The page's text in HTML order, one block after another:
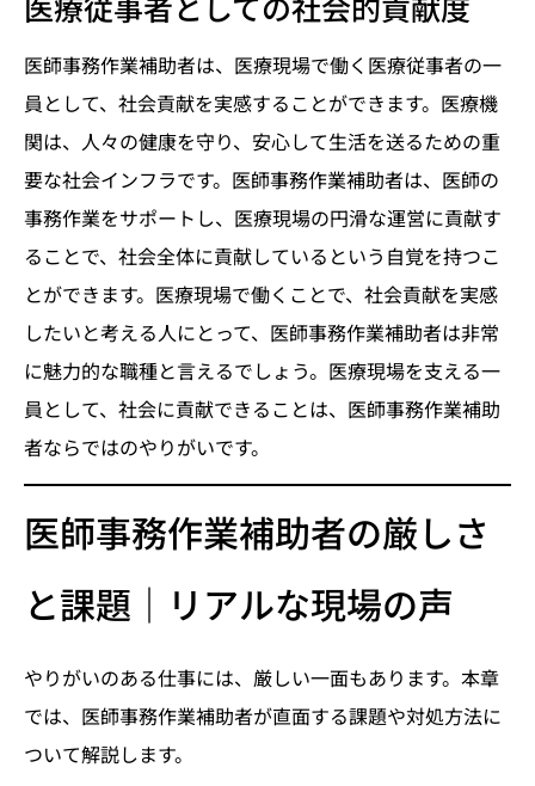
医師事務作業補助者は、医療現場で働く医療従事者の一
員として、社会貢献を実感することができます。医療機
関は、人々の健康を守り、安心して生活を送るための重
要な社会インフラです。医師事務作業補助者は、医師の
事務作業をサポートし、医療現場の円滑な運営に貢献す
ることで、社会全体に貢献しているという自覚を持つこ
とができます。医療現場で働くことで、社会貢献を実感
したいと考える人にとって、医師事務作業補助者は非常
に魅力的な職種と言えるでしょう。医療現場を支える一
員として、社会に貢献できることは、医師事務作業補助
者ならではのやりがいです。
医師事務作業補助者の厳しさ
と課題｜リアルな現場の声
やりがいのある仕事には、厳しい一面もあります。本章
では、医師事務作業補助者が直面する課題や対処方法に
ついて解説します。